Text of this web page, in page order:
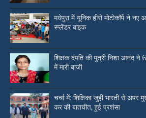
मधेपुरा में यूनिक हीरो मोटोकॉर्प ने नए
स्प्लेंडर बाइक
शिक्षक दंपति की पुत्री निशा आनंद ने
में मारी बाजी
चर्चा में: शिक्षिका जुही भारती से अपर
कर की बातचीत, हुई प्रशंसा